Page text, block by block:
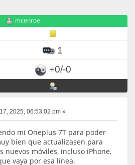
mcenroe
1
+0/-0
2025, 06:53:02 pm »
mi Oneplus 7T para poder
bien que actualizasen para
nuevos móviles, incluso iPhone,
vaya por esa línea.